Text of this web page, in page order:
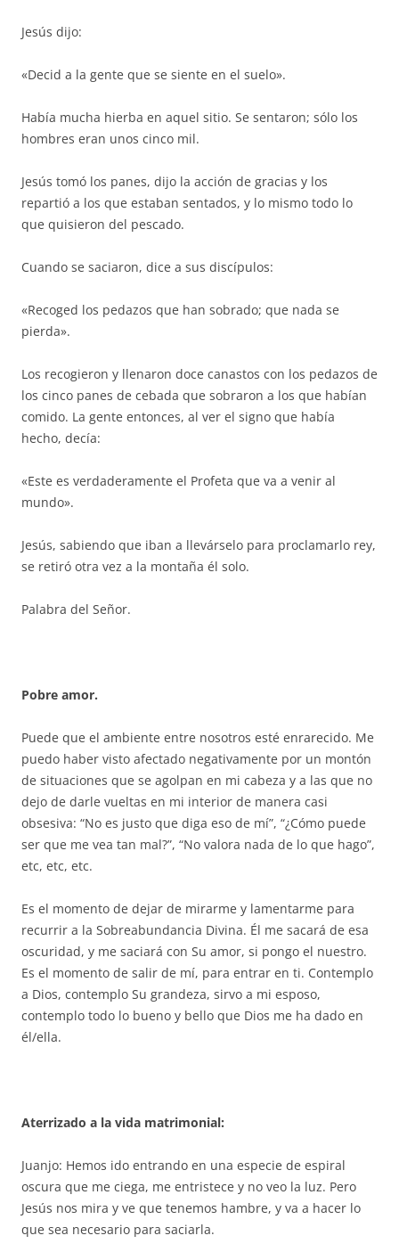
Jesús dijo:
«Decid a la gente que se siente en el suelo».
Había mucha hierba en aquel sitio. Se sentaron; sólo los
hombres eran unos cinco mil.
Jesús tomó los panes, dijo la acción de gracias y los
repartió a los que estaban sentados, y lo mismo todo lo
que quisieron del pescado.
Cuando se saciaron, dice a sus discípulos:
«Recoged los pedazos que han sobrado; que nada se
pierda».
Los recogieron y llenaron doce canastos con los pedazos de
los cinco panes de cebada que sobraron a los que habían
comido. La gente entonces, al ver el signo que había
hecho, decía:
«Este es verdaderamente el Profeta que va a venir al
mundo».
Jesús, sabiendo que iban a llevárselo para proclamarlo rey,
se retiró otra vez a la montaña él solo.
Palabra del Señor.
Pobre amor.
Puede que el ambiente entre nosotros esté enrarecido. Me
puedo haber visto afectado negativamente por un montón
de situaciones que se agolpan en mi cabeza y a las que no
dejo de darle vueltas en mi interior de manera casi
obsesiva: “No es justo que diga eso de mí”, “¿Cómo puede
ser que me vea tan mal?”, “No valora nada de lo que hago”,
etc, etc, etc.
Es el momento de dejar de mirarme y lamentarme para
recurrir a la Sobreabundancia Divina. Él me sacará de esa
oscuridad, y me saciará con Su amor, si pongo el nuestro.
Es el momento de salir de mí, para entrar en ti. Contemplo
a Dios, contemplo Su grandeza, sirvo a mi esposo,
contemplo todo lo bueno y bello que Dios me ha dado en
él/ella.
Aterrizado a la vida matrimonial:
Juanjo: Hemos ido entrando en una especie de espiral
oscura que me ciega, me entristece y no veo la luz. Pero
Jesús nos mira y ve que tenemos hambre, y va a hacer lo
que sea necesario para saciarla.